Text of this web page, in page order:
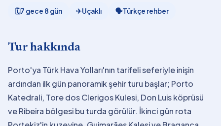
🗓7 gece 8 gün ✈Uçaklı 🗣Türkçe rehber
Tur hakkında
Porto'ya Türk Hava Yolları'nın tarifeli seferiyle inişin
ardından ilk gün panoramik şehir turu başlar; Porto
Katedrali, Tore dos Clerigos Kulesi, Don Luis köprüsü
ve Ribeira bölgesi bu turda görülür. İkinci gün rota